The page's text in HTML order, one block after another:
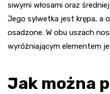
siwymi włosami oraz
Jego sylwetka jest krępa, a
osadzone. W obu uszach
wyróżniającym elementem
Jak można